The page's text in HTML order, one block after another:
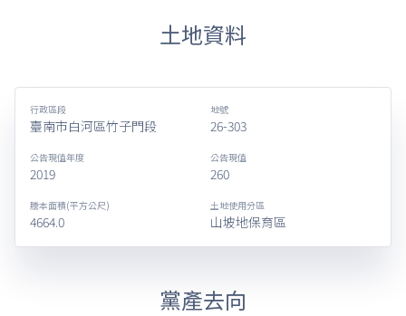
土地資料
行政區段
臺南市白河區竹子門段
地號
26-303
公告現值年度
2019
公告現值
260
謄本面積(平方公尺)
4664.0
土地使用分區
山坡地保育區
黨產去向